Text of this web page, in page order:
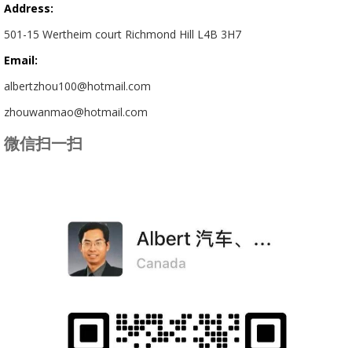
Address:
501-15 Wertheim court Richmond Hill L4B 3H7
Email:
albertzhou100@hotmail.com
zhouwanmao@hotmail.com
微信扫一扫